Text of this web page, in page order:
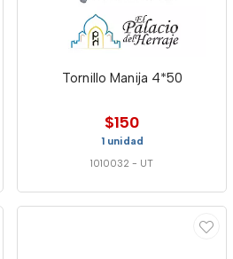
Tornillo Manija 4*50
$150
1 unidad
1010032 - UT